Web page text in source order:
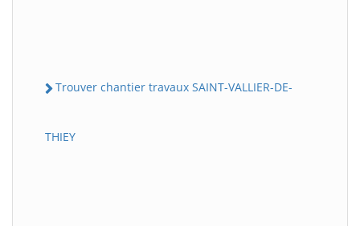
Trouver chantier travaux SAINT-VALLIER-DE-
THIEY